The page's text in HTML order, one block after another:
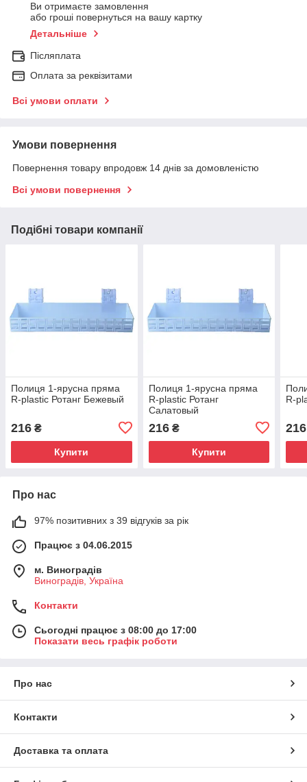
Ви отримаєте замовлення
або гроші повернуться на вашу картку
Детальніше
Післяплата
Оплата за реквізитами
Всі умови оплати
Умови повернення
Повернення товару впродовж 14 днів за домовленістю
Всі умови повернення
Подібні товари компанії
Полиця 1-ярусна пряма
R-plastic Ротанг Бежевый
216 ₴
Купити
Полиця 1-ярусна пряма
R-plastic Ротанг
Салатовый
216₴
Купити
R-
216
Про нас
97% позитивних з 39 відгуків за рік
Працює з 04.06.2015
м. Виноградів
Виноградів, Україна
Контакти
Сьогодні працює з 08:00 до 17:00
Показати весь графік роботи
Про нас
Контакти
Доставка та оплата